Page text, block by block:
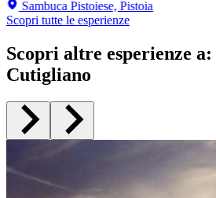
Sambuca Pistoiese, Pistoia
Scopri tutte le esperienze
Scopri altre esperienze a:
Cutigliano